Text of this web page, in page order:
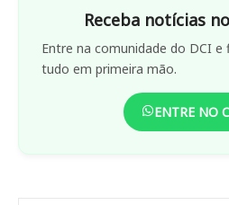
Receba notícias
Entre na comunidade do DCI
tudo em primeira mão.
ENTRE NO